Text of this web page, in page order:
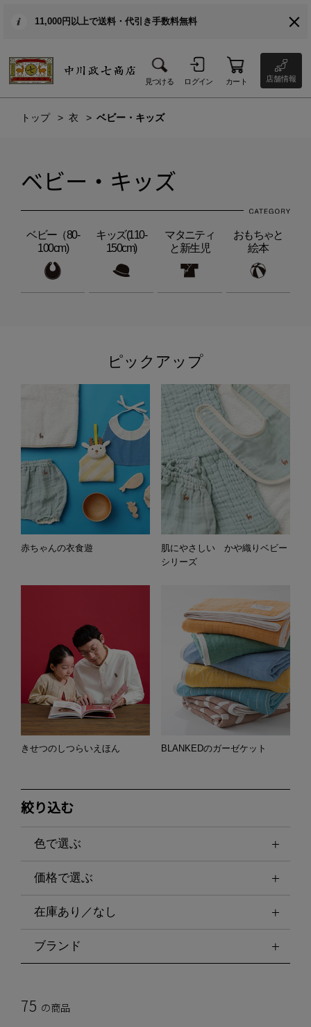
11,000円以上で送料・代引き手数料無料
見つける ログイン カート 店舗情報
トップ 衣 ベビー・キッズ
ベビー・キッズ
ベビー（80-
100cm)
キッズ(110-
150cm)
マタニティ
と新生児
おもちゃと
絵本
ピックアップ
赤ちゃんの衣食遊
肌にやさしい かや織りベビー
シリーズ
きせつのしつらいえほん BLANKEDのガーゼケット
絞り込む
色で選ぶ
価格で選ぶ
在庫あり／なし
ブランド
75 の商品